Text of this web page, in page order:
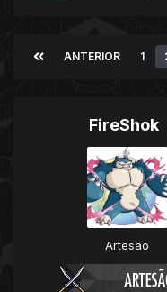
ANTERIOR 1
FireShok
Artesão